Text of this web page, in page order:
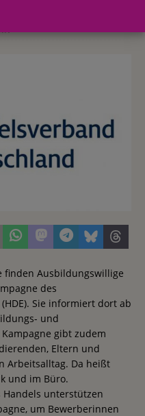
finden Ausbildungswillige
des
Sie informiert dort ab
und
gibt zudem
Eltern und
Arbeitsalltag. Da heißt
und im Büro.
unterstützen
um Bewerberinnen